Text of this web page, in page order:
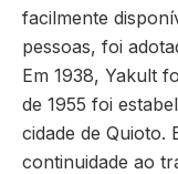
facilmente
pessoas, foi
Em 1938, Yakult
de 1955 foi
cidade de Quioto.
continuidade ao